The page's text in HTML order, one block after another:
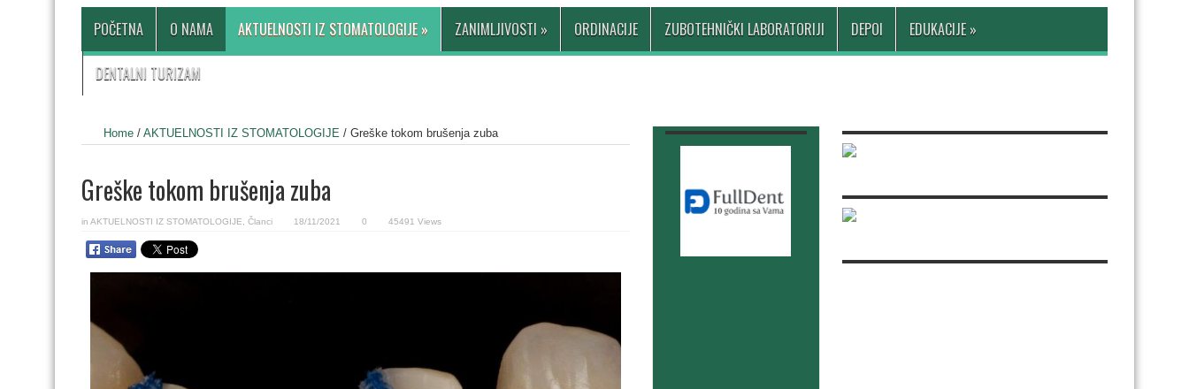
POČETNA O NAMA AKTUELNOSTI IZ STOMATOLOGIJE » ZANIMLJIVOSTI » ORDINACIJE ZUBOTEHNIČKI LABORATORIJI DEPOI EDUKACIJE »
DENTALNI TURIZAM
Home / AKTUELNOSTI IZ STOMATOLOGIJE / Greške tokom brušenja zuba
Greške tokom brušenja zuba
in AKTUELNOSTI IZ STOMATOLOGIJE Članci 18/11/2021 0 45491 Views